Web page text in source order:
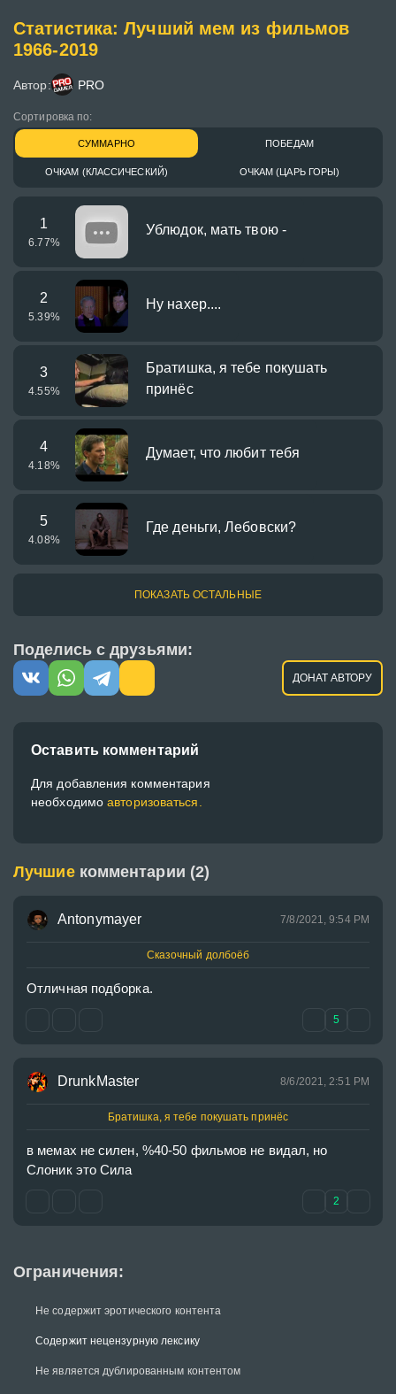
Статистика: Лучший мем из фильмов
1966-2019
Автор: PRO
Сортировка по:
СУММАРНО ПОБЕДАМ
ОЧКАМ (КЛАССИЧЕСКИЙ) ОЧКАМ (ЦАРЬ ГОРЫ)
1
6.77%
Ублюдок, мать твою -
2
5.39%
Ну нахер....
3
4.55%
Братишка, я тебе покушать
принёс
4
4.18%
Думает, что любит тебя
5
4.08%
Где деньги, Лебовски?
ПОКАЗАТЬ ОСТАЛЬНЫЕ
Поделись с друзьями:
ДОНАТ АВТОРУ
Ограничения:
Не содержит эротического контента
Содержит нецензурную лексику
Не является дублированным контентом
Оставить комментарий
Для добавления комментария
необходимоавторизоваться.
Лучшие комментарии (2)
Antonymayer 7/8/2021, 9:54 PM
Сказочный долбоёб
Отличная подборка.
5
DrunkMaster 8/6/2021, 2:51 PM
Братишка, я тебе покушать принёс
в мемах не силен, %40-50 фильмов не видал, но
Слоник это Сила
2